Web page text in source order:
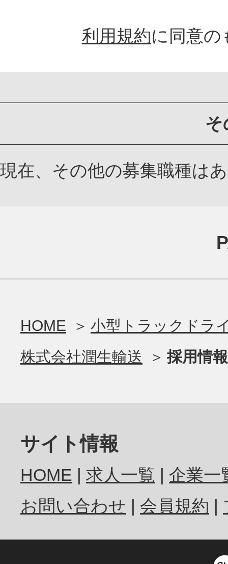
利用規約に同意の
そ
現在、その他の募集職種は
HOME
小型トラックドラ
株式会社潤生輸送
採用情報
サイト情報
HOME 求人一覧
企業一
お問い合わせ
会員規約